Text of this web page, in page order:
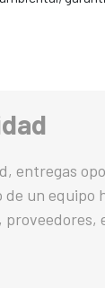
entregas
un